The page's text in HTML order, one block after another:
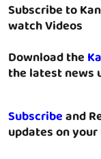
Subscribe to
watch Videos
Download the
the latest news
Subscribeand
updates on